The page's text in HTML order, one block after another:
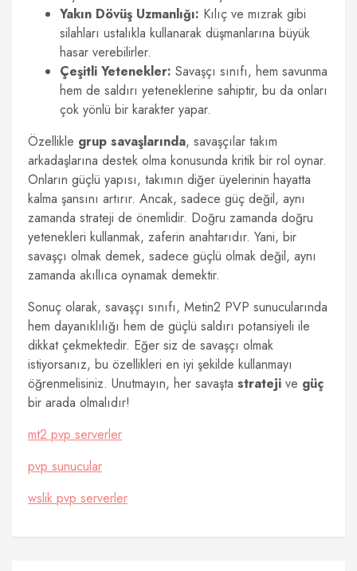
Yakın Dövüş Uzmanlığı: Kılıç ve mızrak gibi
silahları ustalıkla kullanarak düşmanlarına büyük
hasar verebilirler.
Çeşitli Yetenekler: Savaşçı sınıfı, hem savunma
hem de saldırı yeteneklerine sahiptir, bu da onları
çok yönlü bir karakter yapar.
Özellikle grup savaşlarında, savaşçılar takım
arkadaşlarına destek olma konusunda kritik bir rol oynar.
Onların güçlü yapısı, takımın diğer üyelerinin hayatta
kalma şansını artırır. Ancak, sadece güç değil, aynı
zamanda strateji de önemlidir. Doğru zamanda doğru
yetenekleri kullanmak, zaferin anahtarıdır. Yani, bir
savaşçı olmak demek, sadece güçlü olmak değil, aynı
zamanda akıllıca oynamak demektir.
Sonuç olarak, savaşçı sınıfı, Metin2 PVP sunucularında
hem dayanıklılığı hem de güçlü saldırı potansiyeli ile
dikkat çekmektedir. Eğer siz de savaşçı olmak
istiyorsanız, bu özellikleri en iyi şekilde kullanmayı
öğrenmelisiniz. Unutmayın, her savaşta strateji ve güç
bir arada olmalıdır!
mt2 pvp serverler
pvp sunucular
wslik pvp serverler